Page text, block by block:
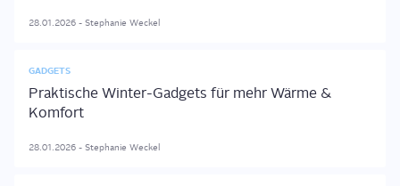
28.01.2026 - Stephanie Weckel
GADGETS
Praktische Winter-Gadgets für mehr Wärme &
Komfort
28.01.2026 - Stephanie Weckel